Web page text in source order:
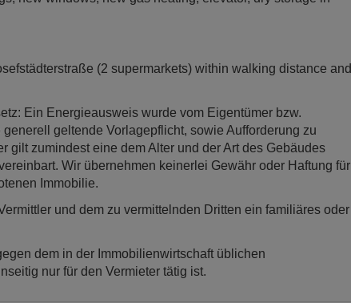
(2 supermarkets) within walking distance and
Ein Energieausweis wurde vom Eigentümer bzw.
geltende Vorlagepflicht, sowie Aufforderung zu
gilt zumindest eine dem Alter und der Art des Gebäudes
Wir übernehmen keinerlei Gewähr oder Haftung für
Immobilie.
und dem zu vermittelnden Dritten ein familiäres oder
dem in der Immobilienwirtschaft üblichen
nur für den Vermieter tätig ist.